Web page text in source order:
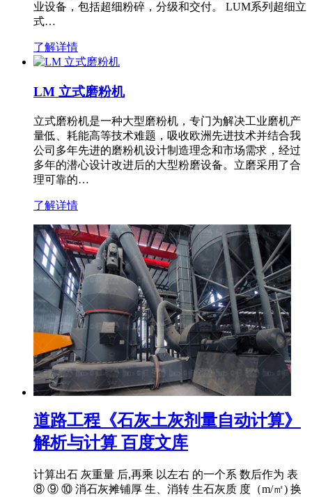
业设备，包括超细粉碎，分级和交付。 LUM系列超细立
式…
了解详情
LM 立式磨粉机
立式磨粉机是一种大型磨粉机，专门为解决工业磨机产
量低、耗能高等技术难题，吸收欧洲先进技术并结合我
公司多年先进的磨粉机设计制造理念和市场需求，经过
多年的潜心设计改进后的大型粉磨设备。立磨采用了合
理可靠的…
了解详情
道路工程《石灰土灰剂量自动计算》
解析与计算 百度文库
计算出石 灰重量 后,再乘 以左右 的一个系 数后作为 表
⑧ ⑨ ⑩ 消石灰摊铺厚 生、消转 生石灰质 度（m/㎡) 换